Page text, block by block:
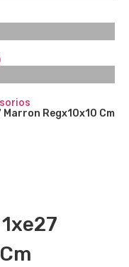
Regx10x10 Cm